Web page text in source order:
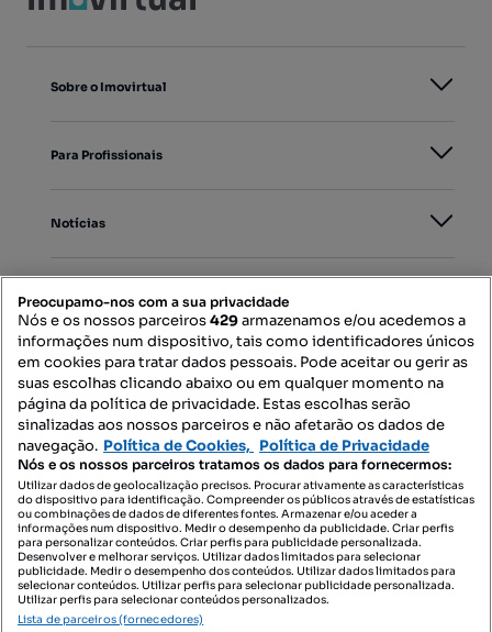
Sobre o Imovirtual
Para Profissionais
Notícias
Mapa do Site
Contacte-nos
SIGA-NOS:
DESCARREGAR NA:
Preocupamo-nos com a sua privacidade
Nós e os nossos parceiros429armazenamos e/ou acedemos a
informações num dispositivo, tais como identificadores únicos
em cookies para tratar dados pessoais. Pode aceitar ou gerir as
suas escolhas clicando abaixo ou em qualquer momento na
página da política de privacidade. Estas escolhas serão
sinalizadas aos nossos parceiros e não afetarão os dados de
navegação. Política de Cookies, Política de Privacidade
Nós e os nossos parceiros tratamos os dados para fornecermos:
Utilizar dados de geolocalização precisos. Procurar ativamente as características
do dispositivo para identificação. Compreender os públicos através de estatísticas
ou combinações de dados de diferentes fontes. Armazenar e/ou aceder a
informações num dispositivo. Medir o desempenho da publicidade. Criar perfis
para personalizar conteúdos. Criar perfis para publicidade personalizada.
Desenvolver e melhorar serviços. Utilizar dados limitados para selecionar
publicidade. Medir o desempenho dos conteúdos. Utilizar dados limitados para
selecionar conteúdos. Utilizar perfis para selecionar publicidade personalizada.
Utilizar perfis para selecionar conteúdos personalizados.
Lista de parceiros (fornecedores)